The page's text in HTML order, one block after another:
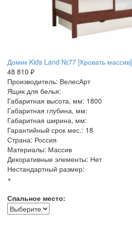
Домик Kids Land №77 [Кровать массив]
48 810 ₽
Производитель: ВелесАрт
Ящик для белья:
Габаритная высота, мм: 1800
Габаритная глубина, мм:
Габаритная ширина, мм:
Гарантийный срок мес.: 18
Страна: Россия
Материалы: Массив
Декоративные элементы: Нет
Нестандартный размер:
+
Спальное место: